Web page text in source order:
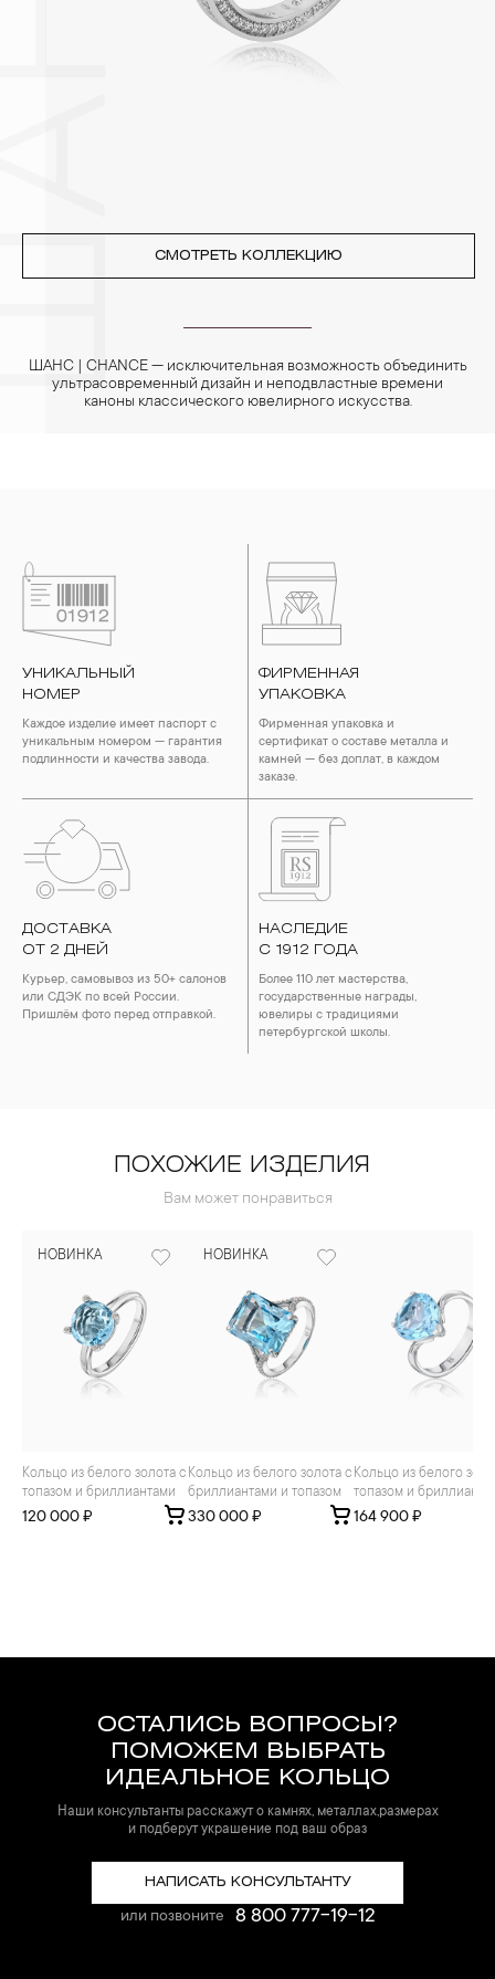
Особенно беречь от воздействия влаги, необходимо
позолоченные изделия. Также высокую влажность плохо
переносят жемчуг, бирюза, малахит и янтарь.
СМОТРЕТЬ КОЛЛЕКЦИЮ
ШАНС | CHANCE — исключительная возможность объединить
ультрасовременный дизайн и неподвластные времени
каноны классического ювелирного искусства.
УНИКАЛЬНЫЙ
НОМЕР
Каждое изделие имеет паспорт с
уникальным номером — гарантия
подлинности и качества завода.
ФИРМЕННАЯ
УПАКОВКА
Фирменная упаковка и
сертификат о составе металла и
камней — без доплат, в каждом
заказе.
ДОСТАВКА
ОТ 2 ДНЕЙ
Курьер, самовывоз из 50+ салонов
или СДЭК по всей России.
Пришлём фото перед отправкой.
НАСЛЕДИЕ
С 1912 ГОДА
Более 110 лет мастерства,
государственные награды,
ювелиры с традициями
петербургской школы.
ПОХОЖИЕ ИЗДЕЛИЯ
Вам может понравиться
НОВИНКА
Кольцо из белого золота с
топазом и бриллиантами
120 000 ₽
НОВИНКА
Кольцо из белого золота с
бриллиантами и топазом
330 000 ₽
Кольцо из белого золота с
топазом и
164 900 ₽
ОСТАЛИСЬ ВОПРОСЫ?
ПОМОЖЕМ ВЫБРАТЬ
ИДЕАЛЬНОЕ КОЛЬЦО
Наши консультанты расскажут о камнях, металлах,размерах
и подберут украшение под ваш образ
НАПИСАТЬ КОНСУЛЬТАНТУ
или позвоните 8 800 777-19-12